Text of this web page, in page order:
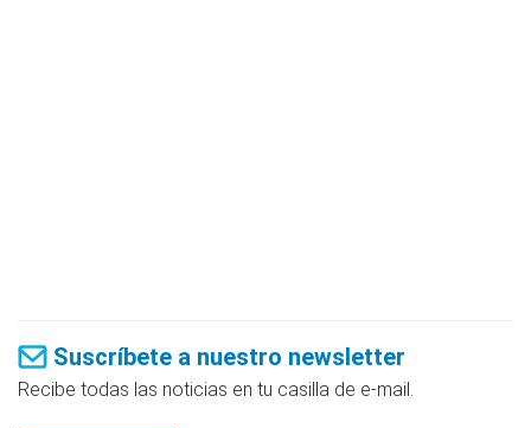
Suscríbete a nuestro newsletter
Recibe todas las noticias en tu casilla de e-mail.